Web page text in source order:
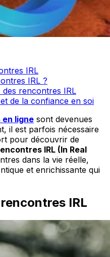
IRL
IRL ?
rencontres IRL
de la confiance en soi
ligne sont devenues
il est parfois nécessaire
pour découvrir de
IRL (In Real
dans la vie réelle,
et enrichissante qui
IRL